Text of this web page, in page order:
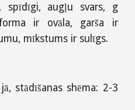
spīdīgi, augļu svars, g
ir ovāla, garša ir
mīkstums ir sulīgs.
stādīšanas shēma: 2-3